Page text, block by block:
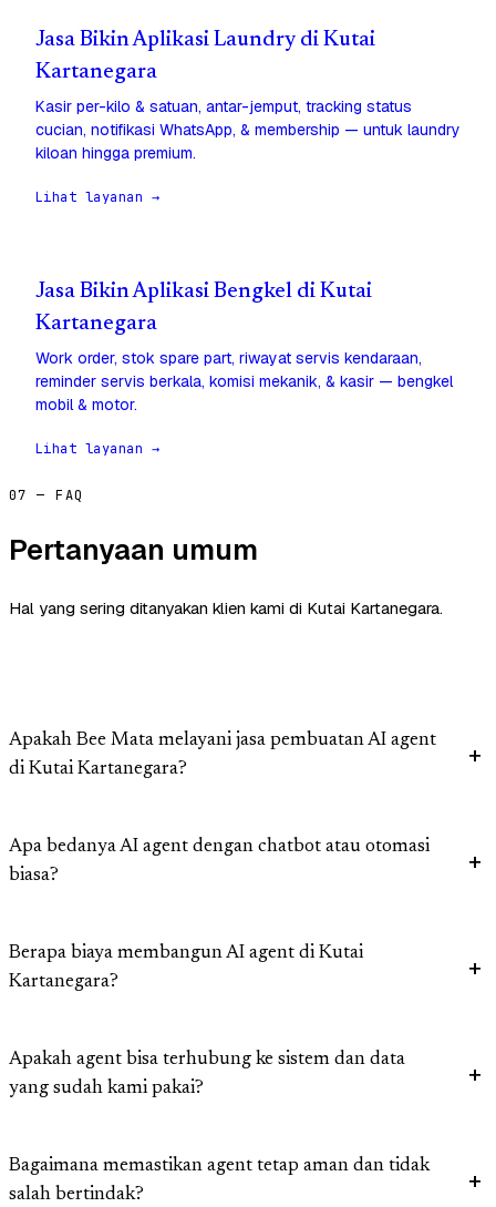
Jasa Bikin Aplikasi Laundry di Kutai
Kartanegara
Kasir per-kilo & satuan, antar-jemput, tracking status
cucian, notifikasi WhatsApp, & membership — untuk laundry
kiloan hingga premium.
Lihat layanan →
Jasa Bikin Aplikasi Bengkel di Kutai
Kartanegara
Work order, stok spare part, riwayat servis kendaraan,
reminder servis berkala, komisi mekanik, & kasir — bengkel
mobil & motor.
Lihat layanan →
07 — FAQ
Pertanyaan umum
Hal yang sering ditanyakan klien kami di Kutai Kartanegara.
Apakah Bee Mata melayani jasa pembuatan AI agent
di Kutai Kartanegara?
Apa bedanya AI agent dengan chatbot atau otomasi
biasa?
Berapa biaya membangun AI agent di Kutai
Kartanegara?
Apakah agent bisa terhubung ke sistem dan data
yang sudah kami pakai?
Bagaimana memastikan agent tetap aman dan tidak
salah bertindak?